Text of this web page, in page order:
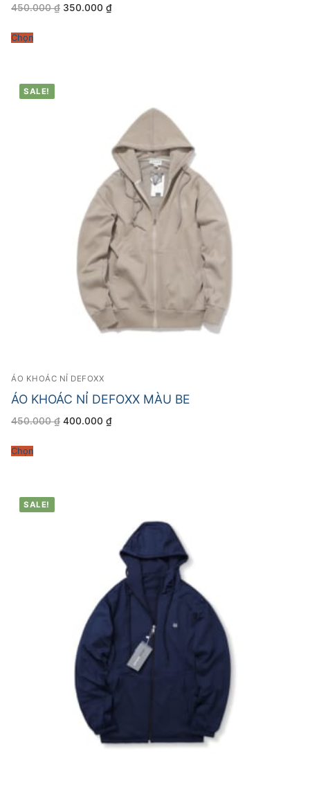
450.000₫ Giá
350.000 ₫Giá
Chọn
SALE!
ÁO KHOÁC NỈ DEFOXX
ÁO KHOÁC NỈ DEFOXX MÀU BE
450.000₫ Giá
400.000 ₫Giá
Chọn
SALE!